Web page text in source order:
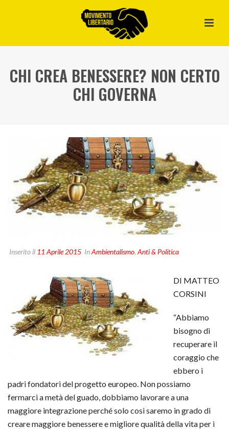
CHI CREA BENESSERE? NON CERTO
CHI GOVERNA
Inserito il 11 Aprile 2015 InAmbientalismo, Anti & Politica
DI MATTEO
CORSINI
“Abbiamo
bisogno di
recuperare il
coraggio che
ebbero i
padri fondatori del progetto europeo. Non possiamo
fermarci a metà del guado, dobbiamo lavorare a una
maggiore integrazione perché solo così saremo in grado di
creare maggiore benessere e migliore qualità della vita per i